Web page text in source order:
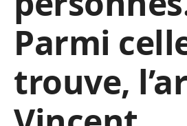
Parmi
trouve,